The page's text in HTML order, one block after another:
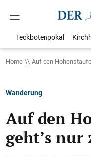
Teckbotenpokal
Home Auf den
Wanderung
Auf den
geht’s nur